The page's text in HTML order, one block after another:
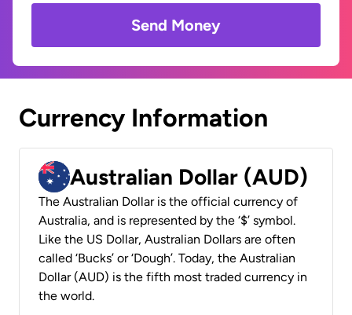
Send Money
Currency Information
Australian Dollar (AUD)
The Australian Dollar is the official currency of
Australia, and is represented by the ‘$’ symbol.
Like the US Dollar, Australian Dollars are often
called ‘Bucks’ or ‘Dough’. Today, the Australian
Dollar (AUD) is the fifth most traded currency in
the world.